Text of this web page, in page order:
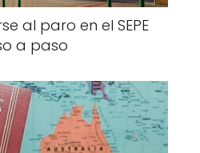
al paro en el SEPE
a paso